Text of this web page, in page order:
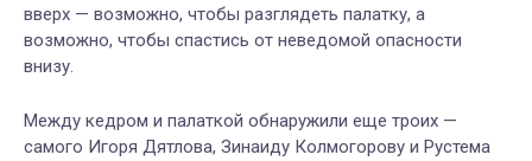
вверх — возможно, чтобы разглядеть палатку, а
возможно, чтобы спастись от неведомой опасности
внизу.
Между кедром и палаткой обнаружили еще троих —
самого Игоря Дятлова, Зинаиду Колмогорову и Рустема